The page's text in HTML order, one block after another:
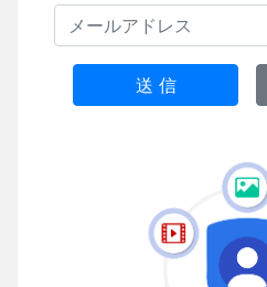
送 信